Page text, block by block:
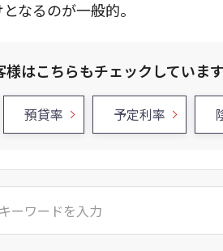
なるのが一般的。
様はこちらもチェックしています
預貸率 予定利率